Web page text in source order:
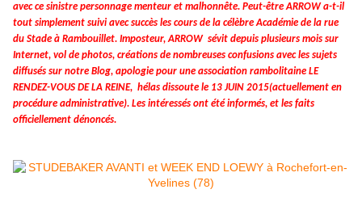
avec ce sinistre personnage menteur et malhonnête. Peut-être ARROW a-t-il
tout simplement suivi avec succès les cours de la célèbre Académie de la rue
du Stade à Rambouillet. Imposteur, ARROW sévit depuis plusieurs mois sur
Internet, vol de photos, créations de nombreuses confusions avec les sujets
diffusés sur notre Blog, apologie pour une association rambolitaine LE
RENDEZ-VOUS DE LA REINE, hélas dissoute le 13 JUIN 2015(actuellement en
procédure administrative). Les intéressés ont été informés, et les faits
officiellement dénoncés.